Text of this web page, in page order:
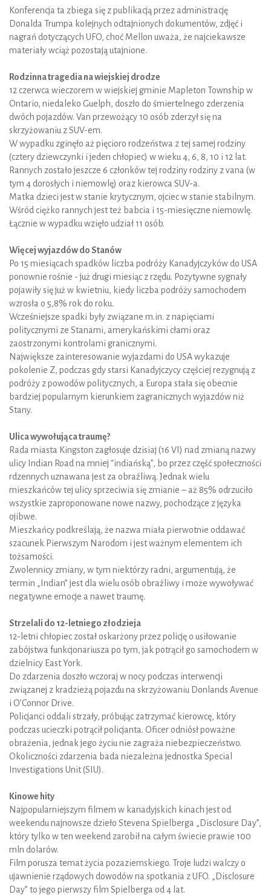
Konferencja ta zbiega się z publikacją przez administrację
Donalda Trumpa kolejnych odtajnionych dokumentów, zdjęć i
nagrań dotyczących UFO, choć Mellon uważa, że najciekawsze
materiały wciąż pozostają utajnione.
Rodzinna tragedia na wiejskiej drodze
12 czerwca wieczorem w wiejskiej gminie Mapleton Township w
Ontario, niedaleko Guelph, doszło do śmiertelnego zderzenia
dwóch pojazdów. Van przewożący 10 osób zderzył się na
skrzyżowaniu z SUV-em.
W wypadku zginęło aż pięcioro rodzeństwa z tej samej rodziny
(cztery dziewczynki i jeden chłopiec) w wieku 4, 6, 8, 10 i 12 lat.
Rannych zostało jeszcze 6 członków tej rodziny rodziny z vana (w
tym 4 dorosłych i niemowlę) oraz kierowca SUV-a.
Matka dzieci jest w stanie krytycznym, ojciec w stanie stabilnym.
Wśród ciężko rannych jest też babcia i 15-miesięczne niemowlę.
Łącznie w wypadku wzięło udział 11 osób.
Więcej wyjazdów do Stanów
Po 15 miesiącach spadków liczba podróży Kanadyjczyków do USA
ponownie rośnie - już drugi miesiąc z rzędu. Pozytywne sygnały
pojawiły się już w kwietniu, kiedy liczba podróży samochodem
wzrosła o 5,8% rok do roku.
Wcześniejsze spadki były związane m.in. z napięciami
politycznymi ze Stanami, amerykańskimi cłami oraz
zaostrzonymi kontrolami granicznymi.
Największe zainteresowanie wyjazdami do USA wykazuje
pokolenie Z, podczas gdy starsi Kanadyjczycy częściej rezygnują z
podróży z powodów politycznych, a Europa stała się obecnie
bardziej popularnym kierunkiem zagranicznych wyjazdów niż
Stany.
Ulica wywołująca traumę?
Rada miasta Kingston zagłosuje dzisiaj (16 VI) nad zmianą nazwy
ulicy Indian Road na mniej “indiańską”, bo przez część społeczności
rdzennych uznawana jest za obraźliwą. Jednak wielu
mieszkańców tej ulicy sprzeciwia się zmianie – aż 85% odrzuciło
wszystkie zaproponowane nowe nazwy, pochodzące z języka
ojibwe.
Mieszkańcy podkreślają, że nazwa miała pierwotnie oddawać
szacunek Pierwszym Narodom i jest ważnym elementem ich
tożsamości.
Zwolennicy zmiany, w tym niektórzy radni, argumentują, że
termin „Indian” jest dla wielu osób obraźliwy i może wywoływać
negatywne emocje a nawet traumę.
Strzelali do 12-letniego złodzieja
12-letni chłopiec został oskarżony przez policję o usiłowanie
zabójstwa funkcjonariusza po tym, jak potrącił go samochodem w
dzielnicy East York.
Do zdarzenia doszło wczoraj w nocy podczas interwencji
związanej z kradzieżą pojazdu na skrzyżowaniu Donlands Avenue
i O’Connor Drive.
Policjanci oddali strzały, próbując zatrzymać kierowcę, który
podczas ucieczki potrącił policjanta. Oficer odniósł poważne
obrażenia, jednak jego życiu nie zagraża niebezpieczeństwo.
Okoliczności zdarzenia bada niezależna jednostka Special
Investigations Unit (SIU).
Kinowe hity
Najpopularniejszym filmem w kanadyjskich kinach jest od
weekendu najnowsze dzieło Stevena Spielberga „Disclosure Day”,
który tylko w ten weekend zarobił na całym świecie prawie 100
mln dolarów.
Film porusza temat życia pozaziemskiego. Troje ludzi walczy o
ujawnienie rządowych dowodów na spotkania z UFO. „Disclosure
Day” to jego pierwszy film Spielberga od 4 lat.